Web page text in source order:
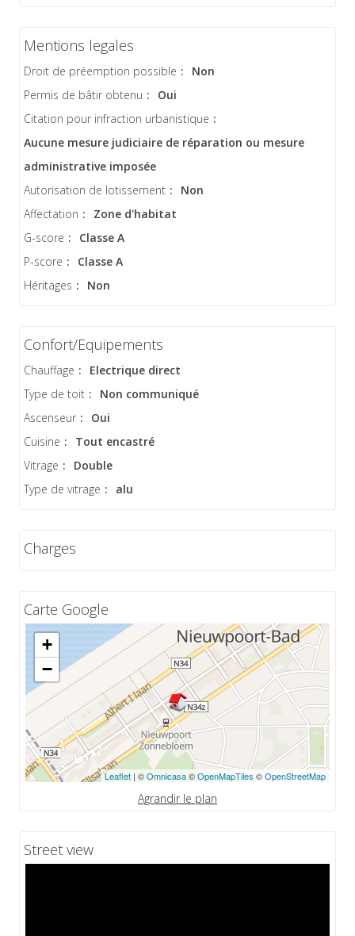
Mentions legales
Droit de préemption possible :
Non
Permis de bâtir obtenu :
Oui
Citation pour infraction urbanistique :
Aucune mesure judiciaire de réparation ou mesure
administrative imposée
Autorisation de lotissement :
Non
Affectation :
Zone d'habitat
G-score :
Classe A
P-score :
Classe A
Héritages : Non
Confort/Equipements
Chauffage :
Electrique direct
Type de toit :
Non communiqué
Ascenseur :
Oui
Cuisine :
Tout encastré
Vitrage :
Double
Type de vitrage : alu
Charges
Carte Google
+
−
Leaflet| ©Omnicasa©OpenMapTiles ©OpenStreetMap
Agrandir le plan
Street view